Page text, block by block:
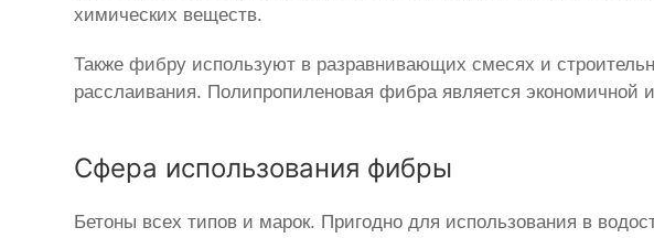
химических веществ.
Также фибру используют в разравнивающих смесях и
расслаивания. Полипропиленовая фибра является экономичной
Сфера использования фибры
Бетоны всех типов и марок. Пригодно для использования в